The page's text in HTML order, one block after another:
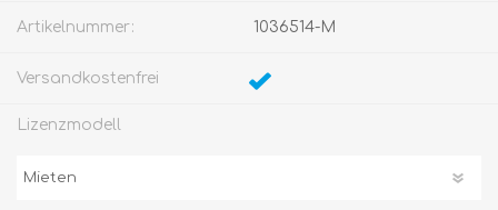
Artikelnummer: 1036514-M
Versandkostenfrei
Lizenzmodell